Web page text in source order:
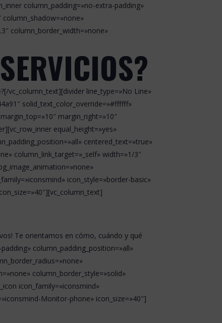
column_padding=»no-extra-padding»
column_shadow=»none»
column_border_width=»none»
vc_column_text][divider line_type=»No Line»
solid_text_color_override=»#ffffff»
margin_right=»10″
equal_height=»yes»
centered_text=»true»
column_link_target=»_self» width=»1/3″
icon_style=»border-basic»
Te orientamos en cómo, cuándo y qué
column_padding_position=»all»
column_border_style=»solid»
icon_family=»iconsmind»
Monitor-phone» icon_size=»40″]